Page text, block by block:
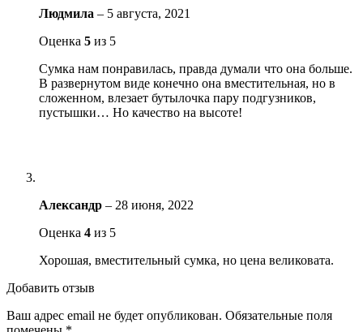
Людмила – 5 августа, 2021
Оценка 5 из 5
Сумка нам понравилась, правда думали что она больше.
В развернутом виде конечно она вместительная, но в
сложенном, влезает бутылочка пару подгузников,
пустышки… Но качество на высоте!
Александр – 28 июня, 2022
Оценка 4 из 5
Хорошая, вместительный сумка, но цена великовата.
Добавить отзыв
Ваш адрес email не будет опубликован. Обязательные поля